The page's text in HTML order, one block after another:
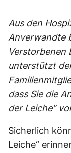
Aus den
Anverwandte
Verstorbenen
unterstützt
dass Sie die
der Leiche“
Sicherlich
Leiche“